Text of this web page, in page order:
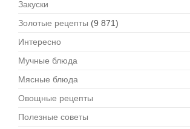
Закуски
Золотые рецепты (9 871)
Интересно
Мучные блюда
Мясные блюда
Овощные рецепты
Полезные советы